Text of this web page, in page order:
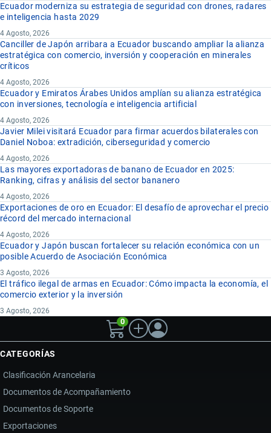
Ecuador moderniza su estrategia de seguridad con drones, radares
e inteligencia hasta 2029
4 Agosto, 2026
Canciller de Japón arribara a Ecuador buscando ampliar la alianza
estratégica con comercio, inversión y cooperación en minerales
críticos
4 Agosto, 2026
Ecuador y Emiratos Árabes Unidos amplían su alianza estratégica
con inversiones, tecnología e inteligencia artificial
4 Agosto, 2026
Javier Milei visitará Ecuador para firmar acuerdos bilaterales con
Daniel Noboa: extradición, ciberseguridad y comercio
4 Agosto, 2026
Las mayores exportadoras de banano de Ecuador en 2025:
Ranking, cifras y análisis del sector bananero
4 Agosto, 2026
Exportaciones de oro en Ecuador: El desafío de aprovechar el precio
récord del mercado internacional
4 Agosto, 2026
Ecuador y Japón buscan fortalecer su relación económica con un
posible Acuerdo de Asociación Económica
3 Agosto, 2026
El tráfico ilegal de armas en Ecuador: Cómo impacta la economía, el
comercio exterior y la inversión
3 Agosto, 2026
0
CATEGORÍAS
Clasificación Arancelaria
Documentos de Acompañamiento
Documentos de Soporte
Exportaciones